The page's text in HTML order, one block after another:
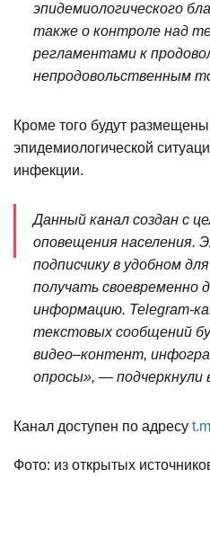
эпидемиологического
также о контроле над
регламентами к
непродовольственным
Кроме того будут
эпидемиологической
инфекции.
Данный канал создан с
оповещения населения.
подписчику в удобном
получать своевременно
информацию. Telegram-
текстовых сообщений
видео–контент,
опросы», — подчеркнули
Канал доступен по адресу
Фото: из открытых